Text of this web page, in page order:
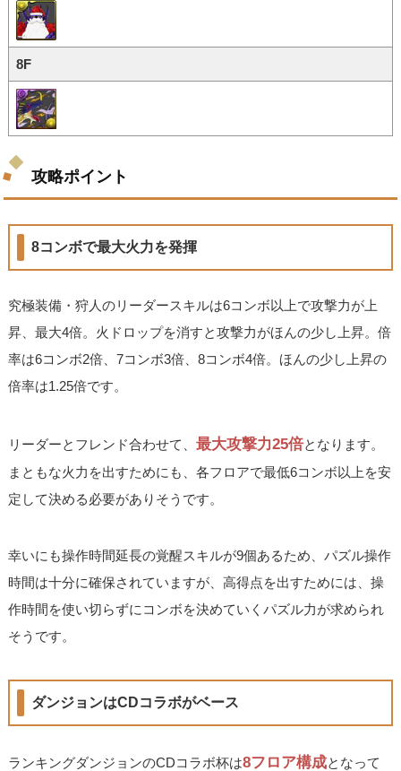
8F
攻略ポイント
8コンボで最大火力を発揮
究極装備・狩人のリーダースキルは6コンボ以上で攻撃力が上
昇、最大4倍。火ドロップを消すと攻撃力がほんの少し上昇。倍
率は6コンボ2倍、7コンボ3倍、8コンボ4倍。ほんの少し上昇の
倍率は1.25倍です。
リーダーとフレンド合わせて、最大攻撃力25倍となります。
まともな火力を出すためにも、各フロアで最低6コンボ以上を安
定して決める必要がありそうです。
幸いにも操作時間延長の覚醒スキルが9個あるため、パズル操作
時間は十分に確保されていますが、高得点を出すためには、操
作時間を使い切らずにコンボを決めていくパズル力が求められ
そうです。
ダンジョンはCDコラボがベース
ランキングダンジョンのCDコラボ杯は8フロア構成となって